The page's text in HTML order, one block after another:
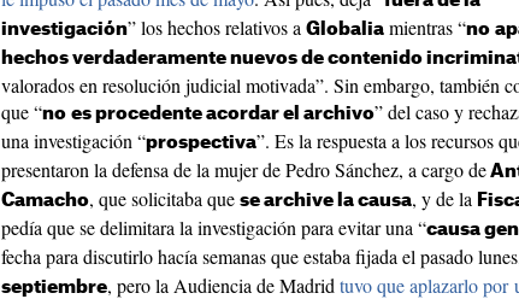
investigación” los hechos relativos a Globalia mientras “no
hechos verdaderamente nuevos de contenido
valorados en resolución judicial motivada”. Sin embargo, también
que “no es procedente acordar el archivo” del caso y
una investigación “prospectiva”. Es la respuesta a los recursos
presentaron la defensa de la mujer de Pedro Sánchez, a cargo de
Camacho, que solicitaba que se archive la causa, y de la
pedía que se delimitara la investigación para evitar una “causa
fecha para discutirlo hacía semanas que estaba fijada el pasado
septiembre, pero la Audiencia de Madrid tuvo que aplazarlo por